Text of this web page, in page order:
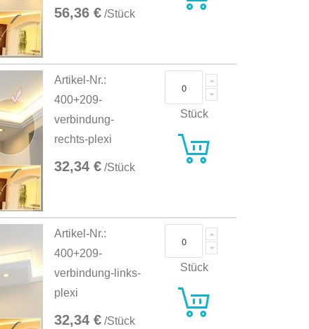
56,36 € /Stück
Artikel-Nr.:
400+209-
verbindung-
rechts-plexi
32,34 € /Stück
Stück
Artikel-Nr.:
400+209-
verbindung-links-
plexi
32,34 € /Stück
Stück